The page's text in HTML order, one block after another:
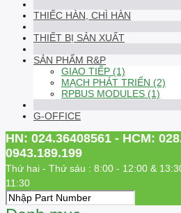
THIẾC HÀN, CHÌ HÀN
THIẾT BỊ SẢN XUẤT
SẢN PHẨM R&P
GIAO TIẾP (1)
MẠCH PHÁT TRIỂN (2)
RPBUS MODULES (1)
G-OFFICE
HN: 024.36408561 - HCM:
0943.189.199
Thứ hai - Thứ sáu : 8:00 - 12:00 &
11:30